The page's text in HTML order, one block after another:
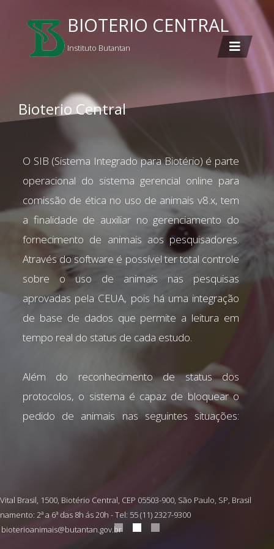
BIOTERIO CENTRAL
Instituto Butantan
Bioterio Central
O SIB (Sistema Integrado para Biotério) é parte
operacional do sistema gerencial online para
comissão de ética no uso de animais v8.x, tem
a finalidade de auxiliar no gerenciamento do
fornecimento de animais aos pesquisadores.
Através do software é possível ter total controle
sobre o uso de animais nas pesquisas
aprovadas pela CEUA, pois há uma integração
de base de dados que permite a leitura em
tempo real do status de cada estudo.
Além do reconhecimento de status dos
protocolos, o sistema é capaz de bloquear o
pedido de animais nas seguintes situações:
regularizada a situação do pesquisador
responsável na CEUA, automaticamente será
liberado o acesso a todos os recursos do
Brasil, 1500, Biotério Central, CEP 05503-900, São Paulo, SP, Brasil
2ª a 6ª das 8h ás 20h - Tel: 55 (11) 2327-9300